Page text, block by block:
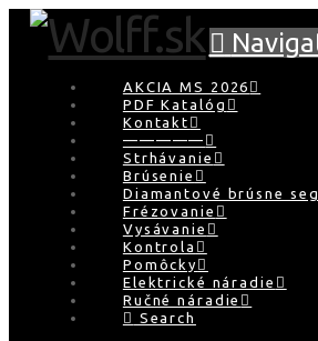
AKCIA MS 2026
PDF Katalóg
Kontakt
—————
Strhávanie
Brúsenie
Diamantové brúsne
Frézovanie
Vysávanie
Kontrola
Pomôcky
Elektrické náradie
Ručné náradie
Search